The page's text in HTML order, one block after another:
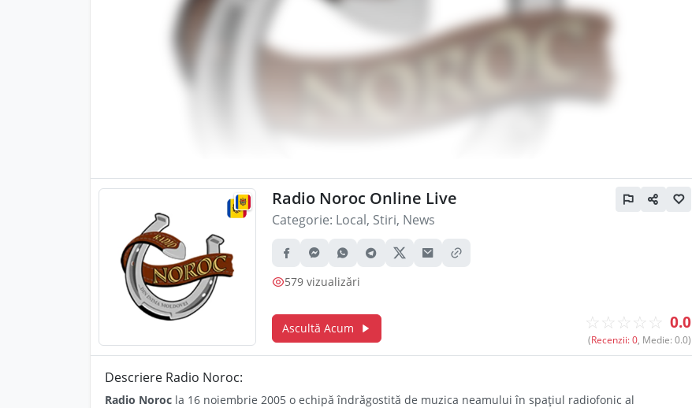
Radio Noroc Online Live
Categorie: Local, Stiri, News
579 vizualizări
Ascultă Acum ☆ ☆ ☆ ☆ ☆ 0.0
(Recenzii: 0, Medie: 0.0)
Descriere Radio Noroc:
Radio Noroc la 16 noiembrie 2005 o echipă îndrăgostită de muzica neamului în spațiul radiofonic al